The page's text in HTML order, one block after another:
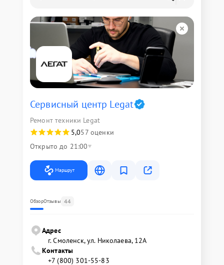
Сервисный центр Legat
Ремонт техники Legat
5,057 оценки
Открыто до 21:00
Маршрут
ОбзорОтзывы 44
Адрес
г. Смоленск, ул. Николаева, 12А
Контакты
+7 (800) 301-55-83